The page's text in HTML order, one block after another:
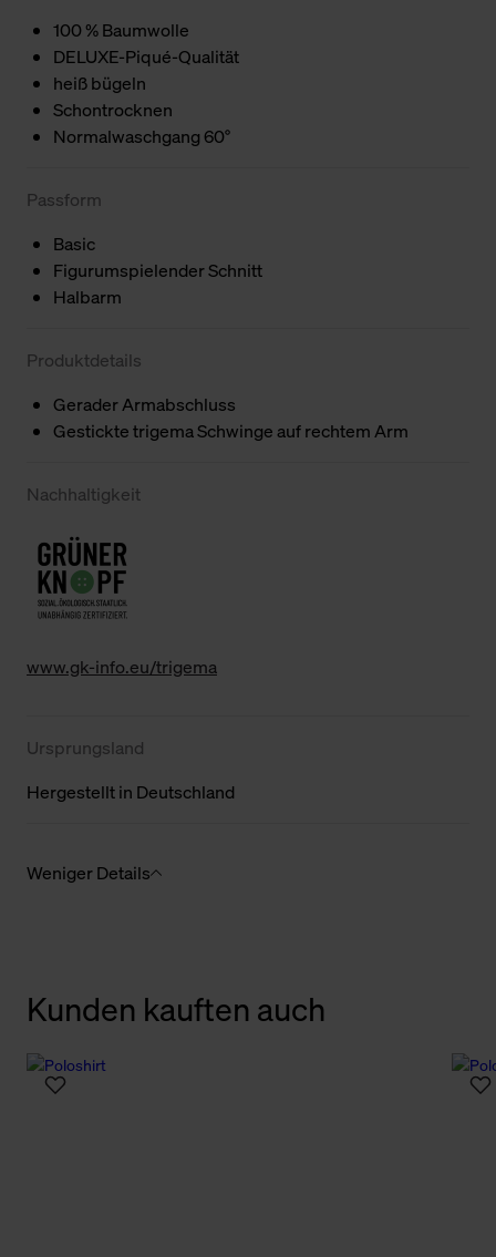
100 % Baumwolle
DELUXE-Piqué-Qualität
heiß bügeln
Schontrocknen
Normalwaschgang 60°
Passform
Basic
Figurumspielender Schnitt
Halbarm
Produktdetails
Gerader Armabschluss
Gestickte trigema Schwinge auf rechtem Arm
Nachhaltigkeit
www.gk-info.eu/trigema
Ursprungsland
Hergestellt in Deutschland
Weniger Details
Kunden kauften auch